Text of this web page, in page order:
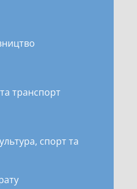
транспорт
спорт та